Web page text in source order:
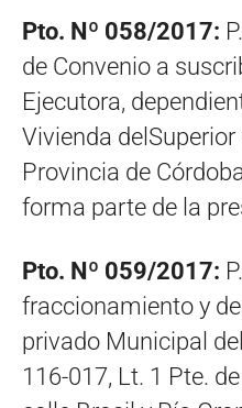
Pto. Nº 058/2017:
de Convenio a
Ejecutora,
Vivienda delSuperior
Provincia de
forma parte de la
Pto. Nº 059/2017:
fraccionamiento y
privado Municipal
116-017, Lt. 1 Pte.